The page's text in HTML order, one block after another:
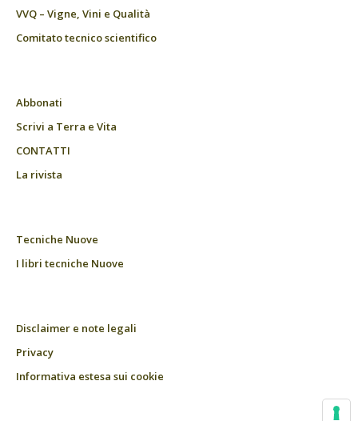
VVQ – Vigne, Vini e Qualità
Comitato tecnico scientifico
Abbonati
Scrivi a Terra e Vita
CONTATTI
La rivista
Tecniche Nuove
I libri tecniche Nuove
Disclaimer e note legali
Privacy
Informativa estesa sui cookie